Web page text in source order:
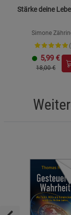
Stärke deine
Simone
5,99 €
18,00 €